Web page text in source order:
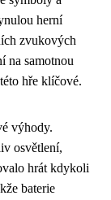
herní
zvukových
na samotnou
hře klíčové.
výhody.
osvětlení,
hrát kdykoli
baterie